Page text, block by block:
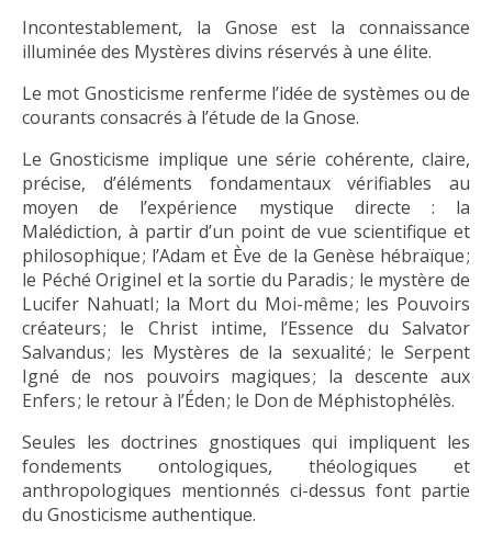
Incontestablement, la Gnose est la connaissance
illuminée des Mystères divins réservés à une élite.
Le mot Gnosticisme renferme l’idée de systèmes ou de
courants consacrés à l’étude de la Gnose.
Le Gnosticisme implique une série cohérente, claire,
précise, d’éléments fondamentaux vérifiables au
moyen de l’expérience mystique directe : la
Malédiction, à partir d’un point de vue scientifique et
philosophique ; l’Adam et Ève de la Genèse hébraïque ;
le Péché Originel et la sortie du Paradis ; le mystère de
Lucifer Nahuatl ; la Mort du Moi-même ; les Pouvoirs
créateurs ; le Christ intime, l’Essence du Salvator
Salvandus ; les Mystères de la sexualité ; le Serpent
Igné de nos pouvoirs magiques ; la descente aux
Enfers ; le retour à l’Éden ; le Don de Méphistophélès.
Seules les doctrines gnostiques qui impliquent les
fondements ontologiques, théologiques et
anthropologiques mentionnés ci-dessus font partie
du Gnosticisme authentique.